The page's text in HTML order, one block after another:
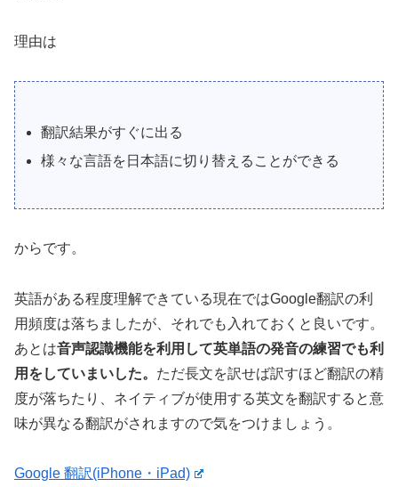
理由は
翻訳結果がすぐに出る
様々な言語を日本語に切り替えることができる
からです。
英語がある程度理解できている現在ではGoogle翻訳の利
用頻度は落ちましたが、それでも入れておくと良いです。
あとは音声認識機能を利用して英単語の発音の練習でも利
用をしていまいした。 ただ長文を訳せば訳すほど翻訳の精
度が落ちたり、ネイティブが使用する英文を翻訳すると意
味が異なる翻訳がされますので気をつけましょう。
Google 翻訳(iPhone・iPad)